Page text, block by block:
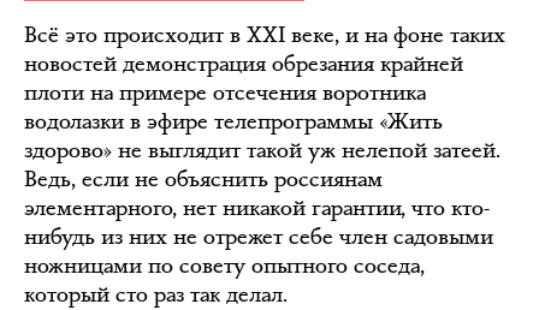
Всё это происходит в XXI веке, и на фоне таких
новостей демонстрация обрезания крайней
плоти на примере отсечения воротника
водолазки в эфире телепрограммы «Жить
здорово» не выглядит такой уж нелепой затеей.
Ведь, если не объяснить россиянам
элементарного, нет никакой гарантии, что кто-
нибудь из них не отрежет себе член садовыми
ножницами по совету опытного соседа,
который сто раз так делал.